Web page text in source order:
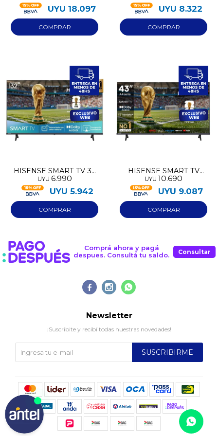
UYU 18.097 UYU 8.322
HISENSE SMART TV 32
HD
UYU 6.990
UYU 5.942
HISENSE SMART TV
FULL HD 43
UYU 10.690
UYU 9.087
Comprá ahora y pagá
despues. Consultá tu saldo.
Consultar
  
Newsletter
¡Suscribite y recibí todas nuestras novedades!
SUSCRIBIRME